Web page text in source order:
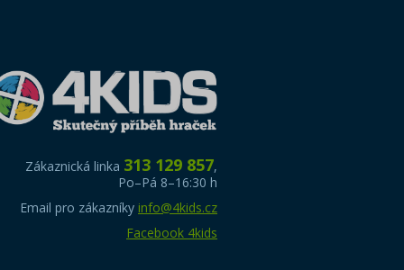
Zákaznická linka 313 129 857,
Po–Pá 8–16:30 h
Email pro zákazníky info@4kids.cz
Facebook 4kids